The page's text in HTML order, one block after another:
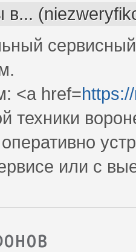
в...
<a href=
техники
или с